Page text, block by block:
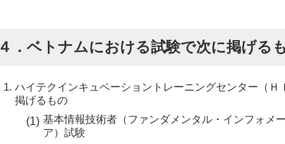
４．ベトナムにおける試験で次に掲げる
ハイテクインキュベーショントレーニングセンター（Ｈ
掲げるもの
基本情報技術者（ファンダメンタル・インフォメ
ア）試験